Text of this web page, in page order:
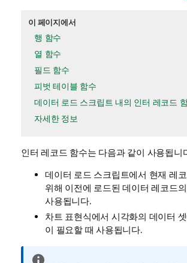
이 페이지에서
행 함수
열 함수
필드 함수
피벗 테이블 함수
데이터 로드 스크립트 내의 인터 레코드
자세한 정보
인터 레코드 함수는 다음과 같이 사용됩니
데이터 로드 스크립트에서 현재 레
위해 이전에 로드된 데이터 레코드
사용됩니다.
차트 표현식에서 시각화의 데이터
이 필요할 때 사용됩니다.